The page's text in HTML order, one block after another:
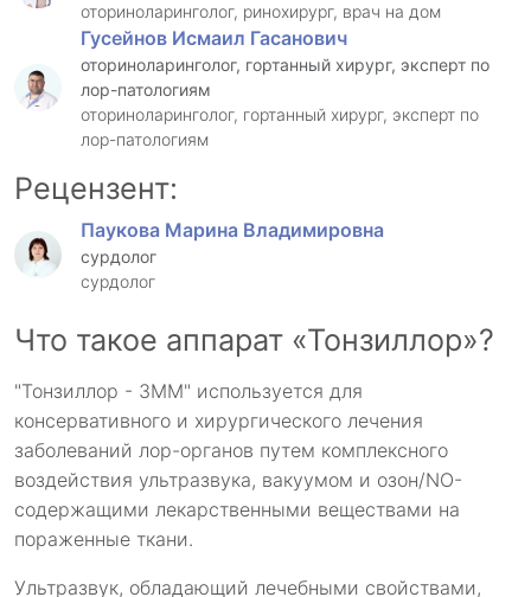
оториноларинголог, ринохирург, врач на дом
Гусейнов Исмаил Гасанович
оториноларинголог, гортанный хирург, эксперт по
лор-патологиям
оториноларинголог, гортанный хирург, эксперт по
лор-патологиям
Рецензент:
Паукова Марина Владимировна
сурдолог
сурдолог
Что такое аппарат «Тонзиллор»?
"Тонзиллор - 3ММ" используется для
консервативного и хирургического лечения
заболеваний лор-органов путем комплексного
воздействия ультразвука, вакуумом и озон/NO-
содержащими лекарственными веществами на
пораженные ткани.
Ультразвук, обладающий лечебными свойствами,